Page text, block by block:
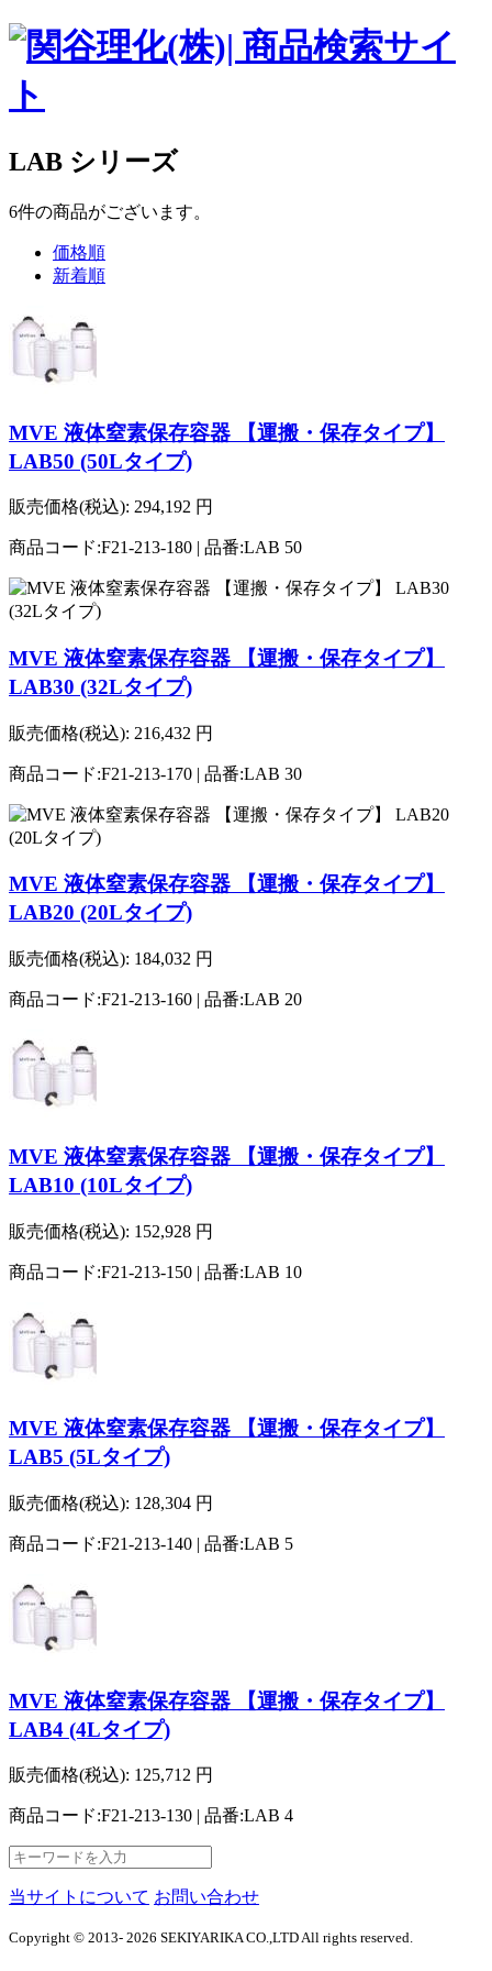
LAB シリーズ
6件の商品がございます。
価格順
新着順
MVE 液体窒素保存容器 【運搬・保存タイプ】
LAB50 (50Lタイプ)
販売価格(税込): 294,192 円
商品コード:F21-213-180 | 品番:LAB 50
MVE 液体窒素保存容器 【運搬・保存タイプ】
LAB30 (32Lタイプ)
販売価格(税込): 216,432 円
商品コード:F21-213-170 | 品番:LAB 30
MVE 液体窒素保存容器 【運搬・保存タイプ】
LAB20 (20Lタイプ)
販売価格(税込): 184,032 円
商品コード:F21-213-160 | 品番:LAB 20
MVE 液体窒素保存容器 【運搬・保存タイプ】
LAB10 (10Lタイプ)
販売価格(税込): 152,928 円
商品コード:F21-213-150 | 品番:LAB 10
MVE 液体窒素保存容器 【運搬・保存タイプ】
LAB5 (5Lタイプ)
販売価格(税込): 128,304 円
商品コード:F21-213-140 | 品番:LAB 5
MVE 液体窒素保存容器 【運搬・保存タイプ】
LAB4 (4Lタイプ)
販売価格(税込): 125,712 円
商品コード:F21-213-130 | 品番:LAB 4
当サイトについて お問い合わせ
Copyright © 2013- 2026 SEKIYARIKA CO.,LTD All rights reserved.